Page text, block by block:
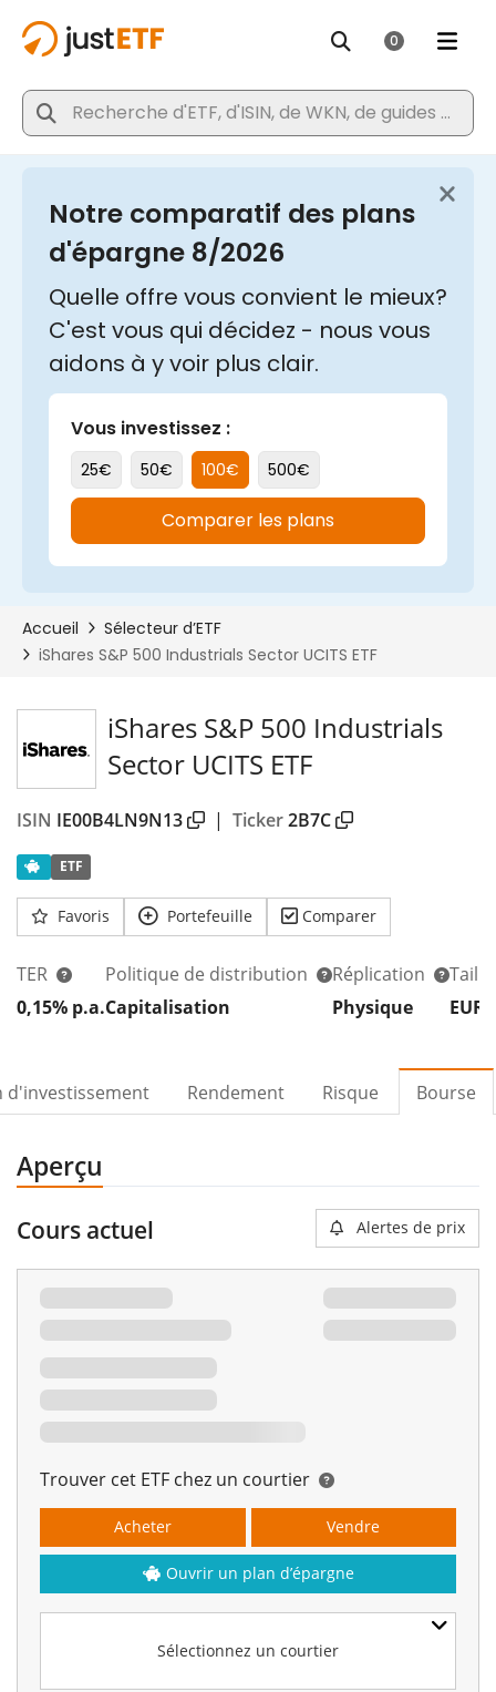
iShares S&P 500 Industrials
Sector UCITS ETF
ISIN IE00B4LN9N13 | Ticker2B7C
ETF
Favoris Portefeuille Comparer
TER
0,15% p.a.
Politique de distribution
Capitalisation
Réplication
Physique
EUR
d'investissement Rendement Risque Bourse
Aperçu
Cours actuel Alertes de prix
Trouver cet ETF chez un courtier
Sélectionnez un courtier
Acheter Vendre
Ouvrir un plan d’épargne